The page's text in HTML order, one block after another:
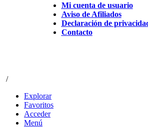
Mi cuenta de usuario
Aviso de Afiliados
Declaración de
Contacto
/
Explorar
Favoritos
Acceder
Menú